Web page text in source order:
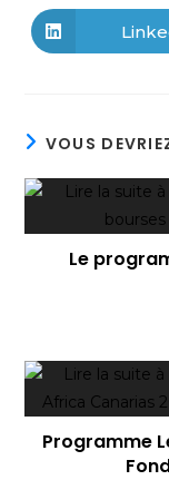
VOUS
Le
Programme